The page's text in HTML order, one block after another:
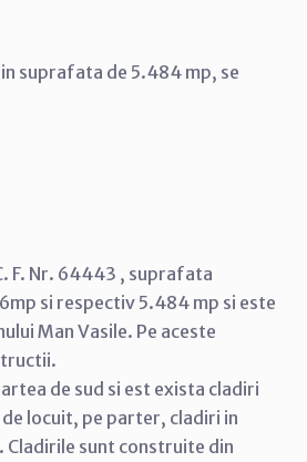
suprafata de 5.484 mp, se
F. Nr. 64443 , suprafata
si respectiv 5.484 mp si este
Man Vasile. Pe aceste
de sud si est exista cladiri
locuit, pe parter, cladiri in
sunt construite din